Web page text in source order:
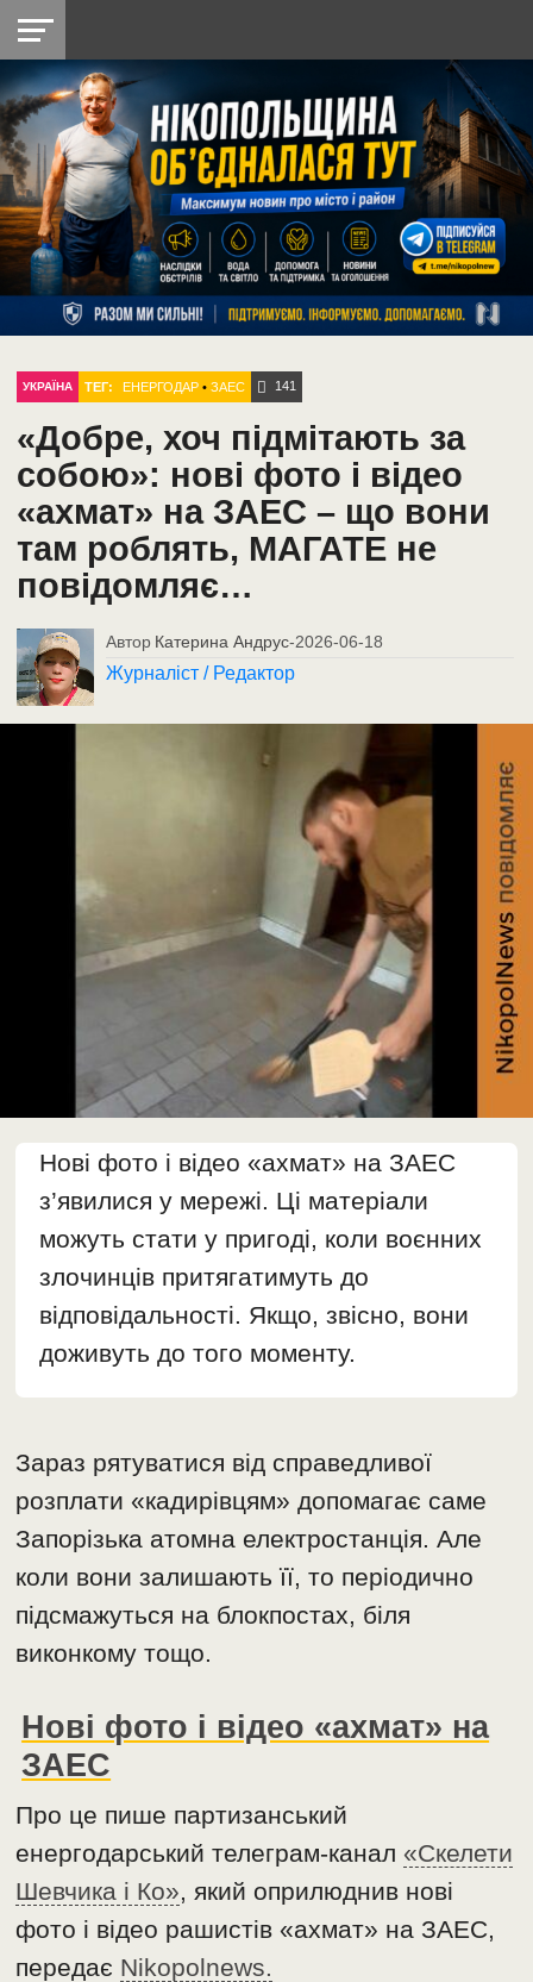
НІКОПОЛЬ
РАЙОН
СІЧЕСЛАВСЬКА
УКРАЇНА
РЕТРО
НІКОПОЛЬ
ЛАЙТ
УКРАЇНА
ДОПОМОГА
РАДІО
УКРАЇНА ТЕГ: ЕНЕРГОДАР •ЗАЕС 141
«Добре, хоч підмітають за
собою»: нові фото і відео
«ахмат» на ЗАЕС – що вони
там роблять, МАГАТЕ не
повідомляє…
Автор Катерина Андрус-2026-06-18
Журналіст / Редактор
Нові фото і відео «ахмат» на ЗАЕС
з’явилися у мережі. Ці матеріали
можуть стати у пригоді, коли воєнних
злочинців притягатимуть до
відповідальності. Якщо, звісно, вони
доживуть до того моменту.
Зараз рятуватися від справедливої
розплати «кадирівцям» допомагає саме
Запорізька атомна електростанція. Але
коли вони залишають її, то періодично
підсмажуться на блокпостах, біля
виконкому тощо.
Нові фото і відео «ахмат» на
ЗАЕС
Про це пише партизанський
енергодарський телеграм-канал«Скелети
Шевчика і Ко», який оприлюднив нові
фото і відео рашистів «ахмат» на ЗАЕС,
передає Nikopolnews.